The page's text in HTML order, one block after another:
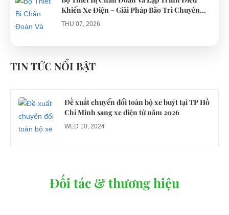
Khiển Xe Điện – Giải Pháp Bảo Trì Chuyên
Nghiệp
THU 07, 2026
gổ khi đón du khách ở Quy Nhơn
MON 07, 2026
TIN TỨC NỔI BẬT
Đề xuất chuyển đổi toàn bộ xe buýt tại TP Hồ
Chí Minh sang xe điện từ năm 2026
WED 10, 2024
Đối tác & thương hiệu